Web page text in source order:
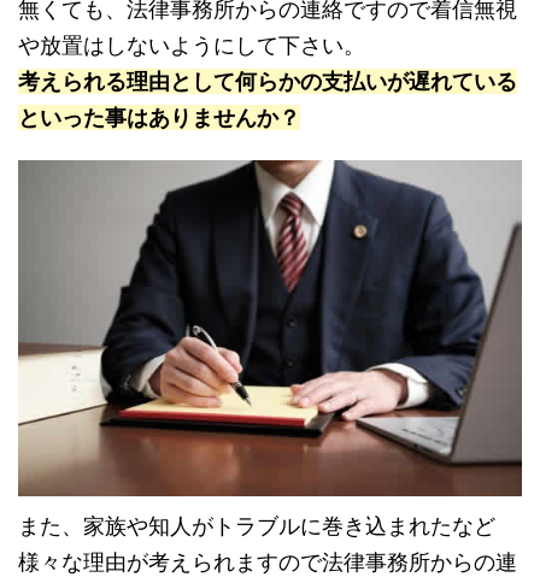
無くても、法律事務所からの連絡ですので着信無視
や放置はしないようにして下さい。
考えられる理由として何らかの支払いが遅れている
といった事はありませんか？
また、家族や知人がトラブルに巻き込まれたなど
様々な理由が考えられますので法律事務所からの連